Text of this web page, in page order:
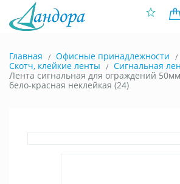
Главная
Офисные принадлежности
Скотч, клейкие ленты
Сигнальная
Лента сигнальная для ограждений
бело-красная неклейкая (24)